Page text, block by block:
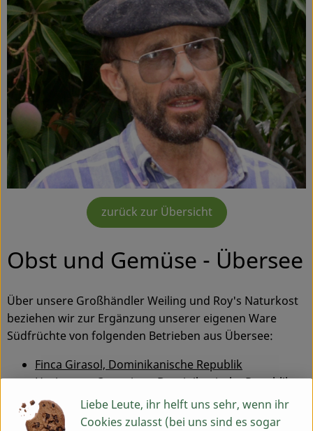
Ökokisten
Obst & Gemüse
Kühltheke
Backwaren
Haltbares
Getränke
So geht's
Blog & Aktuelles
Service
zurück zur Übersicht
Obst und Gemüse - Übersee
Über unsere Großhändler Weiling und Roy's Naturkost
beziehen wir zur Ergänzung unserer eigenen Ware
Südfrüchte von folgenden Betrieben aus Übersee:
Finca Girasol, Dominikanische Republik
Horizontes Organicos, Dominikanische Republik
Tareks Oase, El Hamma, Tunesien
Nature&More, Costa Rica (englisch)
Liebe Leute, ihr helft uns sehr, wenn ihr
Cookies zulasst (bei uns sind es sogar